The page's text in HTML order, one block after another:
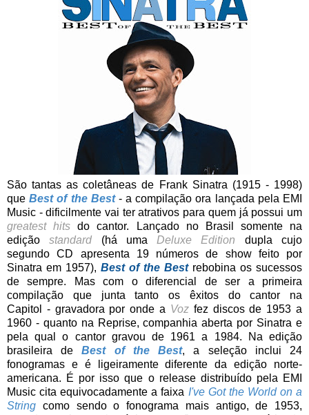
São tantas as coletâneas de Frank Sinatra (1915 - 1998)
queBest of the Best- a compilação ora lançada pela EMI
Music - dificilmente vai ter atrativos para quem já possui um
greatest hits do cantor. Lançado no Brasil somente na
ediçãostandard (há umaDeluxe Edition dupla cujo
segundo CD apresenta 19 números de show feito por
Sinatra em 1957), Best of the Bestrebobina os sucessos
de sempre. Mas com o diferencial de ser a primeira
compilação que junta tanto os êxitos do cantor na
Capitol - gravadora por onde a Vozfez discos de 1953 a
1960 - quanto na Reprise, companhia aberta por Sinatra e
pela qual o cantor gravou de 1961 a 1984. Na edição
brasileira deBest of the Best, a seleção inclui 24
fonogramas e é ligeiramente diferente da edição norte-
americana. É por isso que o release distribuído pela EMI
Music cita equivocadamente a faixa I've Got the World on a
String como sendo o fonograma mais antigo, de 1953,